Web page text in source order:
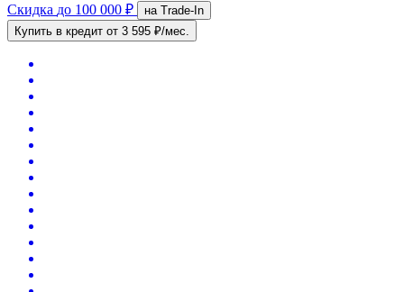
Скидка до 100 000 ₽
на Trade-In
Купить в кредит от 3 595 ₽/мес.